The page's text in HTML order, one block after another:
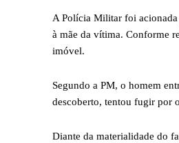
A Polícia Militar foi acionada
à mãe da vítima. Conforme
imóvel.
Segundo a PM, o homem
descoberto, tentou fugir por
Diante da materialidade do